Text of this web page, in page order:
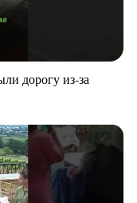
дорогу из-за